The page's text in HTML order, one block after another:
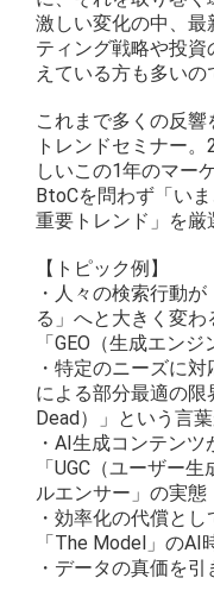
激しい変化の中、
ティング戦略や投
えている方も多いの
これまで多くの反
トレンドセミナー
しいこの1年のマー
BtoCを問わず「い
重要トレンド」を厳
【トピック例】
・人々の検索行動
る」へと大きく変わ
「GEO（生成エン
・特定のニーズに
による部分最適の限
Dead）」という言
・AI生成コンテン
「UGC（ユーザー
ルエンサー」の実態
・効率化の代償と
「The Model」の
・データの真価を